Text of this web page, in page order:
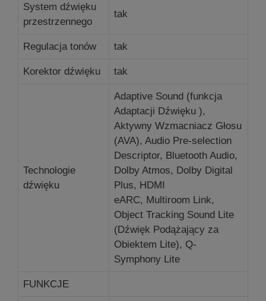
System dźwięku
przestrzennego
tak
Regulacja tonów tak
Korektor dźwięku tak
Technologie
dźwięku
Adaptive Sound (funkcja
Adaptacji Dźwięku ),
Aktywny Wzmacniacz Głosu
(AVA), Audio Pre-selection
Descriptor, Bluetooth Audio,
Dolby Atmos, Dolby Digital
Plus, HDMI
eARC, Multiroom Link,
Object Tracking Sound Lite
(Dźwięk Podążający za
Obiektem Lite), Q-
Symphony Lite
FUNKCJE